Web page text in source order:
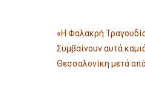
«Η Φαλακρή
Συμβαίνουν αυτά
Θεσσαλονίκη μετά